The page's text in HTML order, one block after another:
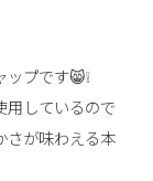
プです😸❕
用しているので
さが味わえる本